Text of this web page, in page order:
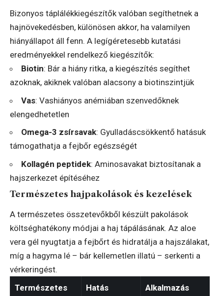
Bizonyos táplálékkiegészítők valóban segíthetnek a
hajnövekedésben, különösen akkor, ha valamilyen
hiányállapot áll fenn. A legígéretesebb kutatási
eredményekkel rendelkező kiegészítők:
Biotin: Bár a hiány ritka, a kiegészítés segíthet
azoknak, akiknek valóban alacsony a biotinszintjük
Vas: Vashiányos anémiában szenvedőknek
elengedhetetlen
Omega-3 zsírsavak: Gyulladáscsökkentő hatásuk
támogathatja a fejbőr egészségét
Kollagén peptidek: Aminosavakat biztosítanak a
hajszerkezet építéséhez
Természetes hajpakolások és kezelések
A természetes összetevőkből készült pakolások
költséghatékony módjai a haj tápálásának. Az aloe
vera gél nyugtatja a fejbőrt és hidratálja a hajszálakat,
míg a hagyma lé – bár kellemetlen illatú – serkenti a
vérkeringést.
Természetes
Hatás
Alkalmazás